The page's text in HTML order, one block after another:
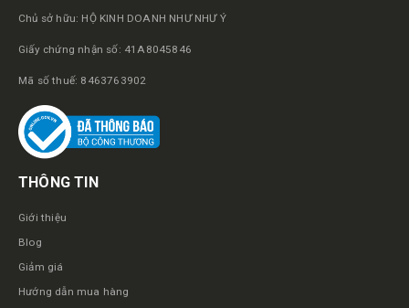
Chủ sở hữu: HỘ KINH DOANH NHƯ NHƯ Ý
Giấy chứng nhận số: 41A8045846
Mã số thuế: 8463763902
THÔNG TIN
Giới thiệu
Blog
Giảm giá
Hướng dẫn mua hàng